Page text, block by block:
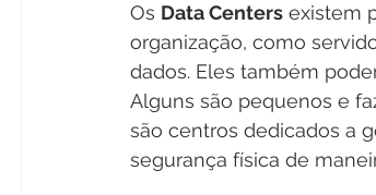
Os Data Centers existem
organização, como
dados. Eles também
Alguns são pequenos e
são centros dedicados a
segurança física de